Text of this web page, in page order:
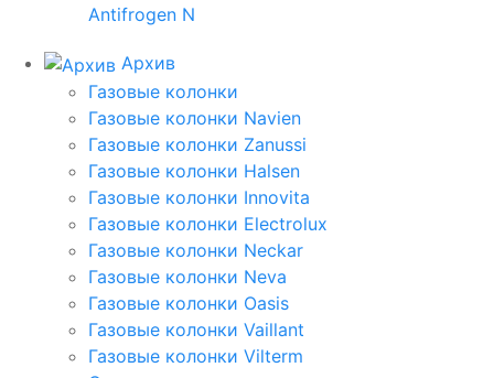
Antifrogen N
Архив
Газовые колонки
Газовые колонки Navien
Газовые колонки Zanussi
Газовые колонки Halsen
Газовые колонки Innovita
Газовые колонки Electrolux
Газовые колонки Neckar
Газовые колонки Neva
Газовые колонки Oasis
Газовые колонки Vaillant
Газовые колонки Vilterm